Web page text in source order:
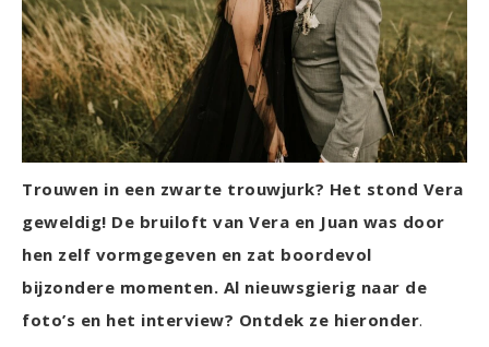
Trouwen in een zwarte trouwjurk? Het stond Vera
geweldig! De bruiloft van Vera en Juan was door
hen zelf vormgegeven en zat boordevol
bijzondere momenten. Al nieuwsgierig naar de
foto’s en het interview? Ontdek ze hieronder.